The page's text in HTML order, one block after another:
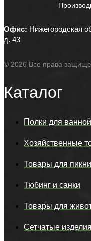
Офис: Нижегородская
д. 43
© 2026 Все права
Каталог
Полки для
Хозяйственные
Товары для
Тюбинг и санки
Товары для
Сетчатые